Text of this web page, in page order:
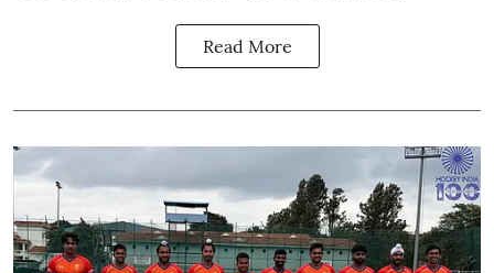
Read More